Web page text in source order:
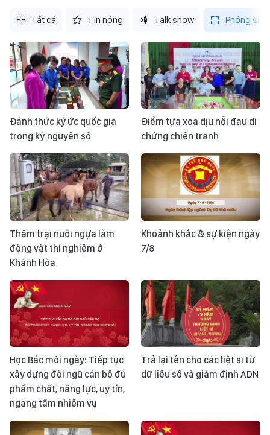
Tất cả Tin nóng Talk show Phóng sự
Đánh thức ký ức quốc gia
trong kỷ nguyên số
Điểm tựa xoa dịu nỗi đau di
chứng chiến tranh
Thăm trại nuôi ngựa làm
động vật thí nghiệm ở
Khánh Hòa
Khoảnh khắc & sự kiện ngày
7/8
Học Bác mỗi ngày: Tiếp tục
xây dựng đội ngũ cán bộ đủ
phẩm chất, năng lực, uy tín,
ngang tầm nhiệm vụ
Trả lại tên cho các liệt sĩ từ
dữ liệu số và giám định ADN